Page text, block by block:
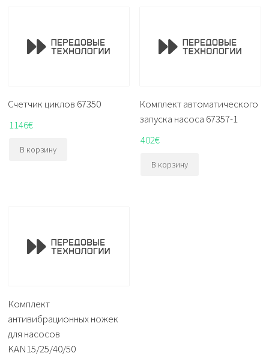
Счетчик циклов 67350
1146€
В корзину
Комплект автоматического
запуска насоса 67357-1
402€
В корзину
Комплект
антивибрационных ножек
для насосов
KAN15/25/40/50